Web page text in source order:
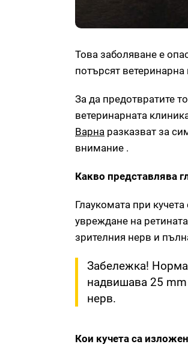
Това заболяване е
потърсят
За да предотвратите
ветеринарната
Варна разказват за
внимание .
Какво представлява
Глаукомата при
увреждане на
зрителния нерв и
Забележка!
надвишава 25
нерв.
Кои кучета са